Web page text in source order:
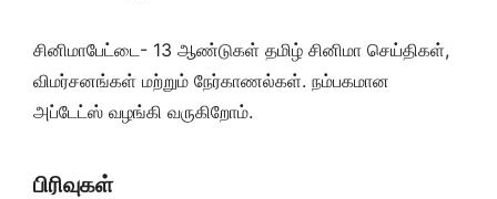
சினிமாபேட்டை- 13 ஆண்டுகள் தமிழ் சினிமா செய்திகள்,
விமர்சனங்கள் மற்றும் நேர்காணல்கள். நம்பகமான
அப்டேட்ஸ் வழங்கி வருகிறோம்.
பிரிவுகள்